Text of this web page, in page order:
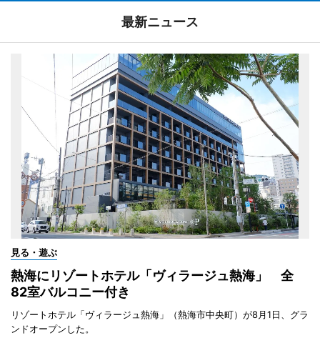
最新ニュース
見る・遊ぶ
熱海にリゾートホテル「ヴィラージュ熱海」 全
82室バルコニー付き
リゾートホテル「ヴィラージュ熱海」（熱海市中央町）が8月1日、グラ
ンドオープンした。